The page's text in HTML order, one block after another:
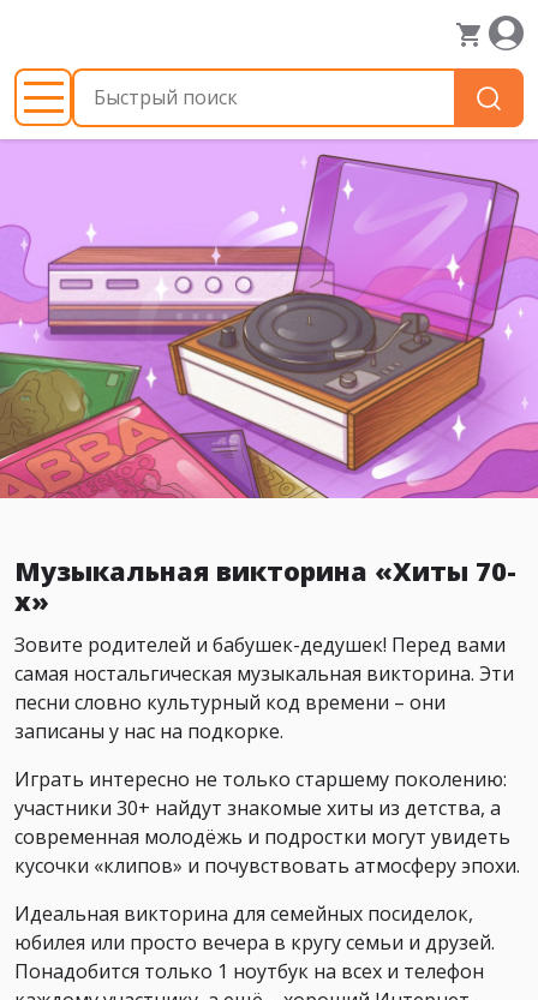
Музыкальная викторина «Хиты 70-
х»
Зовите родителей и бабушек-дедушек! Перед вами
самая ностальгическая музыкальная викторина. Эти
песни словно культурный код времени – они
записаны у нас на подкорке.
Играть интересно не только старшему поколению:
участники 30+ найдут знакомые хиты из детства, а
современная молодёжь и подростки могут увидеть
кусочки «клипов» и почувствовать атмосферу эпохи.
Идеальная викторина для семейных посиделок,
юбилея или просто вечера в кругу семьи и друзей.
Понадобится только 1 ноутбук на всех и телефон